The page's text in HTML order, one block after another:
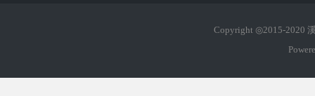
Copyright ◎2015-2020